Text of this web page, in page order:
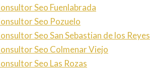
Seo Fuenlabrada
Seo Pozuelo
Seo San Sebastian de los Reyes
Seo Colmenar Viejo
Seo Las Rozas